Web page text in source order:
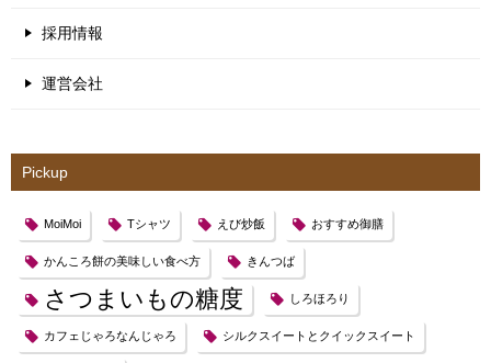
採用情報
運営会社
Pickup
MoiMoi Tシャツ えび炒飯 おすすめ御膳
かんころ餅の美味しい食べ方 きんつば
さつまいもの糖度 しろほろり
カフェじゃろなんじゃろ シルクスイートとクイックスイート